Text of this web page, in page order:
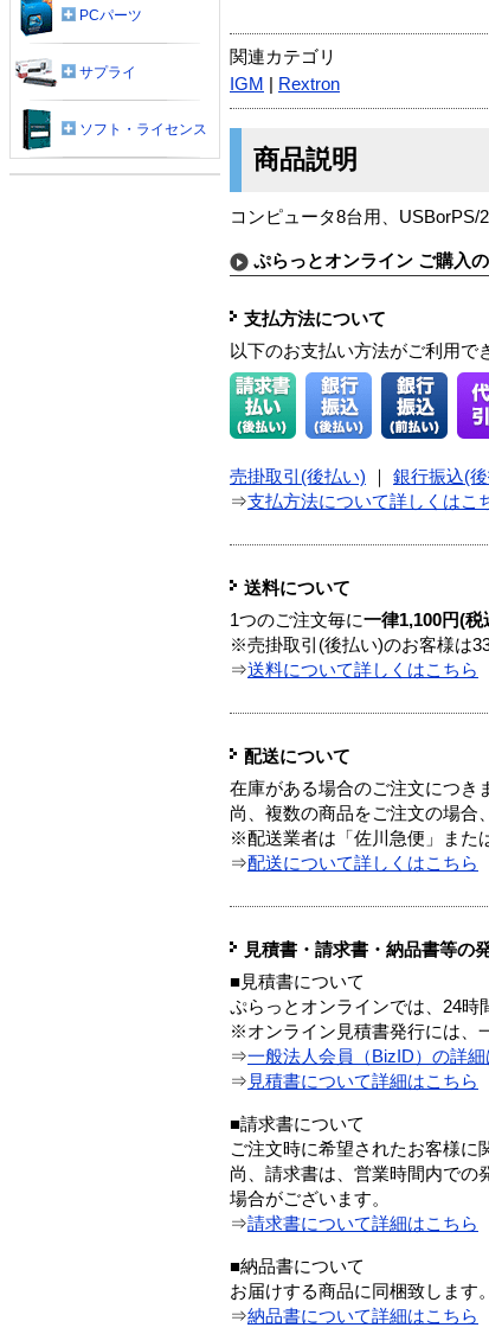
関連カテゴリ
IGM
Rextron
商品説明
コンピュータ8台用、
ぷらっとオンライン ご購入
支払方法について
以下のお支払い方法がご利用で
売掛取引(後払い) 銀行振込(
⇒支払方法について詳しくはこ
送料について
1つのご注文毎に一律1,100円(税
※売掛取引(後払い)のお客様は
⇒送料について詳しくはこちら
配送について
在庫がある場合のご注文につき
尚、複数の商品をご注文の場合
※配送業者は「佐川急便」また
⇒配送について詳しくはこちら
見積書・請求書・納品書等の
■見積書について
ぷらっとオンラインでは、24時
※オンライン見積書発行には、
⇒一般法人会員（BizID）の詳細
⇒ 見積書について詳細はこちら
■請求書について
ご注文時に希望されたお客様に
尚、請求書は、営業時間内での
場合がございます。
⇒請求書について詳細はこちら
■納品書について
お届けする商品に同梱致します。
⇒納品書について詳細はこちら
PCパーツ
サプライ
ソフト・ライセンス